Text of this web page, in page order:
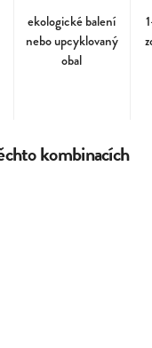
ekologické balení
nebo upcyklovaný
obal
kombinacích